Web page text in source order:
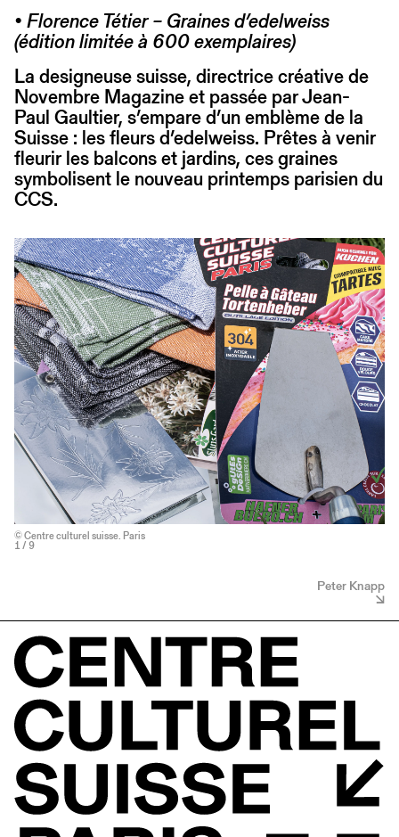
• Florence Tétier – Graines d’edelweiss
(édition limitée à 600 exemplaires)
La designeuse suisse, directrice créative de
Novembre Magazine et passée par Jean-
Paul Gaultier, s’empare d’un emblème de la
Suisse : les fleurs d’edelweiss. Prêtes à venir
fleurir les balcons et jardins, ces graines
symbolisent le nouveau printemps parisien du
CCS.
© Centre culturel suisse. Paris
1 / 9
Peter Knapp